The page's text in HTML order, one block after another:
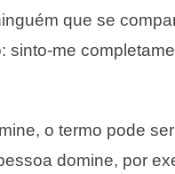
que se
sinto-me
o termo pode
domine, por